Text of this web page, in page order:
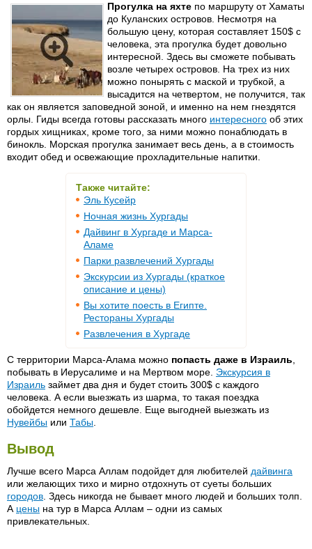
Прогулка на яхте по маршруту от Хаматы
до Куланских островов. Несмотря на
большую цену, которая составляет 150$ с
человека, эта прогулка будет довольно
интересной. Здесь вы сможете побывать
возле четырех островов. На трех из них
можно понырять с маской и трубкой, а
высадится на четвертом, не получится, так
как он является заповедной зоной, и именно на нем гнездятся
орлы. Гиды всегда готовы рассказать много интересного об этих
гордых хищниках, кроме того, за ними можно понаблюдать в
бинокль. Морская прогулка занимает весь день, а в стоимость
входит обед и освежающие прохладительные напитки.
Также читайте:
Эль Кусейр
Ночная жизнь Хургады
Дайвинг в Хургаде и Марса-
Аламе
Парки развлечений Хургады
Экскурсии из Хургады (краткое
описание и цены)
Вы хотите поесть в Египте.
Рестораны Хургады
Развлечения в Хургаде
С территории Марса-Алама можно попасть даже в Израиль,
побывать в Иерусалиме и на Мертвом море. Экскурсия в
Израиль займет два дня и будет стоить 300$ с каждого
человека. А если выезжать из шарма, то такая поездка
обойдется немного дешевле. Еще выгодней выезжать из
Нувейбы или Табы.
Вывод
Лучше всего Марса Аллам подойдет для любителей дайвинга
или желающих тихо и мирно отдохнуть от суеты больших
городов. Здесь никогда не бывает много людей и больших толп.
А цены на тур в Марса Аллам – одни из самых
привлекательных.